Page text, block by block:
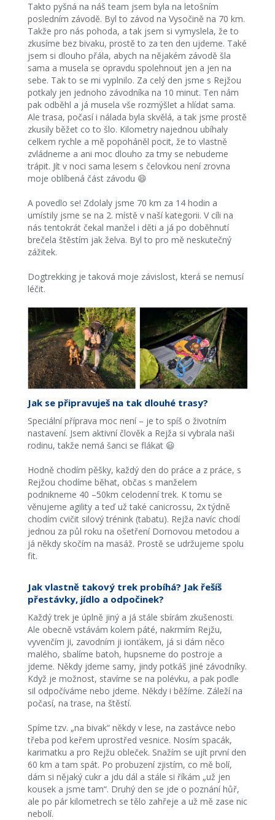
Takto pyšná na náš team jsem byla na letošním
posledním závodě. Byl to závod na Vysočině na 70 km.
Takže pro nás pohoda, a tak jsem si vymyslela, že to
zkusíme bez bivaku, prostě to za ten den ujdeme. Také
jsem si dlouho přála, abych na nějakém závodě šla
sama a musela se opravdu spolehnout jen a jen na
sebe. Tak to se mi vyplnilo. Za celý den jsme s Rejžou
potkaly jen jednoho závodníka na 10 minut. Ten nám
pak odběhl a já musela vše rozmýšlet a hlídat sama.
Ale trasa, počasí i nálada byla skvělá, a tak jsme prostě
zkusily běžet co to šlo. Kilometry najednou ubíhaly
celkem rychle a mě popoháněl pocit, že to vlastně
zvládneme a ani moc dlouho za tmy se nebudeme
trápit. Jít v noci sama lesem s čelovkou není zrovna
moje oblíbená část závodu 😄
A povedlo se! Zdolaly jsme 70 km za 14 hodin a
umístily jsme se na 2. místě v naší kategorii. V cíli na
nás tentokrát čekal manžel i děti a já po doběhnutí
brečela štěstím jak želva. Byl to pro mě neskutečný
zážitek.
Dogtrekking je taková moje závislost, která se nemusí
léčit.
Jak se připravuješ na tak dlouhé trasy?
Speciální příprava moc není – je to spíš o životním
nastavení. Jsem aktivní člověk a Rejža si vybrala naši
rodinu, takže nemá šanci se flákat 😃
Hodně chodím pěšky, každý den do práce a z práce, s
Rejžou chodíme běhat, občas s manželem
podnikneme 40 –50km celodenní trek. K tomu se
věnujeme agility a teď už také canicrossu, 2x týdně
chodím cvičit silový trénink (tabatu). Rejža navíc chodí
jednou za půl roku na ošetření Dornovou metodou a
já někdy skočím na masáž. Prostě se udržujeme spolu
fit.
Jak vlastně takový trek probíhá? Jak řešíš
přestávky, jídlo a odpočinek?
Každý trek je úplně jiný a já stále sbírám zkušenosti.
Ale obecně vstávám kolem páté, nakrmím Rejžu,
vyvenčím ji, zavodním ji ionťákem, já si dám něco
malého, sbalíme batoh, hupsneme do postroje a
jdeme. Někdy jdeme samy, jindy potkáš jiné závodníky.
Když je možnost, stavíme se na polévku, a pak podle
sil odpočíváme nebo jdeme. Někdy i běžíme. Záleží na
počasí, na trase, na štěstí.
Spíme tzv. „na bivak“ někdy v lese, na zastávce nebo
třeba pod keřem uprostřed vesnice. Nosím spacák,
karimatku a pro Rejžu obleček. Snažím se ujít první den
60 km a tam spát. Po probuzení zjistím, co mě bolí,
dám si nějaký cukr a jdu dál a stále si říkám „už jen
kousek a jsme tam“. Druhý den se jde o poznání hůř,
ale po pár kilometrech se tělo zahřeje a už mě zase nic
nebolí.